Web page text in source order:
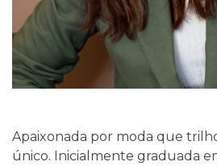
Apaixonada por moda que
único. Inicialmente graduada